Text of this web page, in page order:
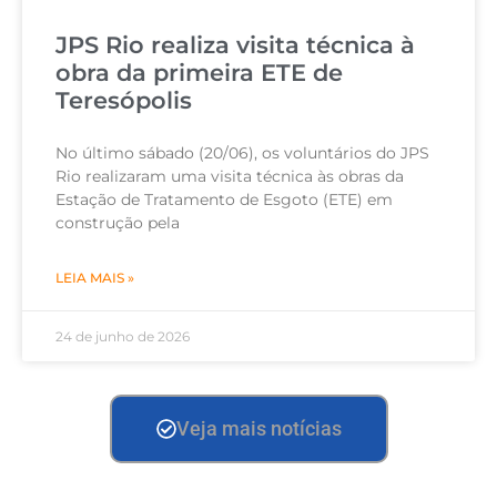
JPS Rio realiza visita técnica à
obra da primeira ETE de
Teresópolis
No último sábado (20/06), os voluntários do JPS
Rio realizaram uma visita técnica às obras da
Estação de Tratamento de Esgoto (ETE) em
construção pela
LEIA MAIS »
24 de junho de 2026
Veja mais notícias